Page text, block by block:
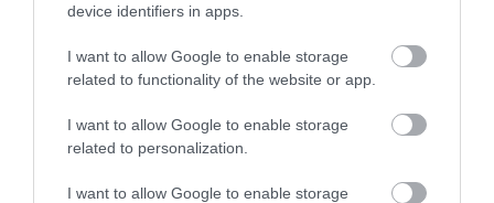
device identifiers in apps.
I want to allow Google to enable storage
related to functionality of the website or app.
I want to allow Google to enable storage
related to personalization.
I want to allow Google to enable storage